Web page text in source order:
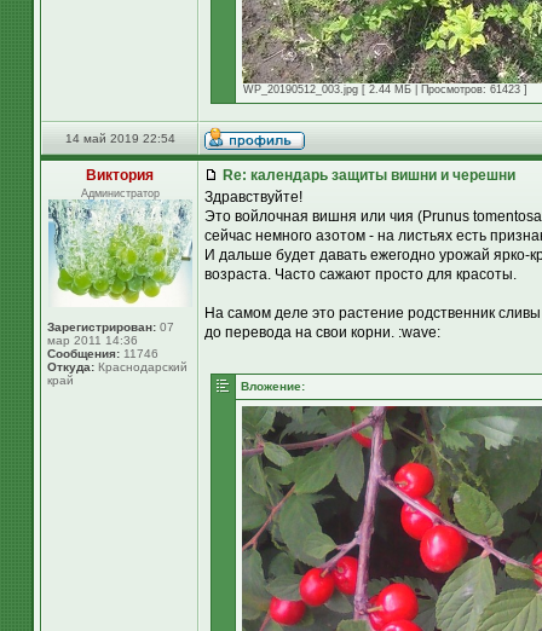
WP_20190512_003.jpg [ 2.44 МБ | Просмотров: 61423 ]
14 май 2019 22:54
Виктория
Администратор
Зарегистрирован: 07
мар 2011 14:36
Сообщения: 11746
Откуда: Краснодарский
край
Re: календарь защиты вишни и черешни
Здравствуйте!
Это войлочная вишня или чия (Prunus
сейчас немного азотом - на листьях есть
И дальше будет давать ежегодно урожай ярко-
возраста. Часто сажают просто для красоты.
На самом деле это растение родственник
до перевода на свои корни. :wave:
Вложение: